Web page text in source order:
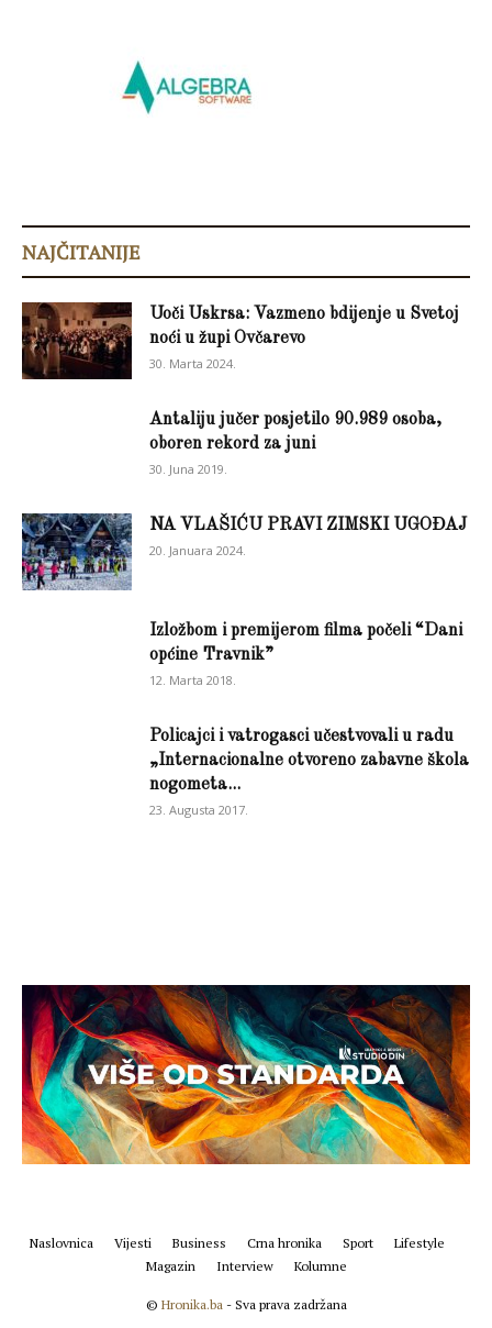
NAJČITANIJE
Uoči Uskrsa: Vazmeno bdijenje u Svetoj
noći u župi Ovčarevo
30. Marta 2024.
Antaliju jučer posjetilo 90.989 osoba,
oboren rekord za juni
30. Juna 2019.
NA VLAŠIĆU PRAVI ZIMSKI UGOĐAJ
20. Januara 2024.
Izložbom i premijerom filma počeli “Dani
općine Travnik”
12. Marta 2018.
Policajci i vatrogasci učestvovali u radu
„Internacionalne otvoreno zabavne škola
nogometa...
23. Augusta 2017.
Naslovnica Vijesti Business Crna hronika Sport
Lifestyle
Magazin
Interview Kolumne
© Hronika.ba - Sva prava zadržana